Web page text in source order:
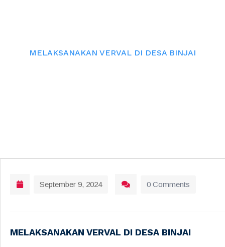
MELAKSANAKAN VERVAL DI DESA BINJAI
September 9, 2024 0 Comments
MELAKSANAKAN VERVAL DI DESA BINJAI